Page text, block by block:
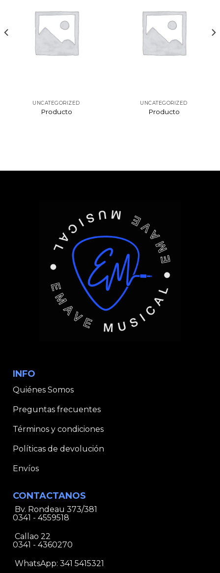
UNCATEGORIZED
Producto
UNCATEGORIZED
Producto
INFO
Quiénes Somos
Preguntas frecuentes
Términos y condiciones
Políticas de devolución
Envíos
CONTACTANOS
Bv. Rondeau 373/381
0341 - 4559518
Callao 22
0341 - 4360270
WhatsApp: 341 5415321